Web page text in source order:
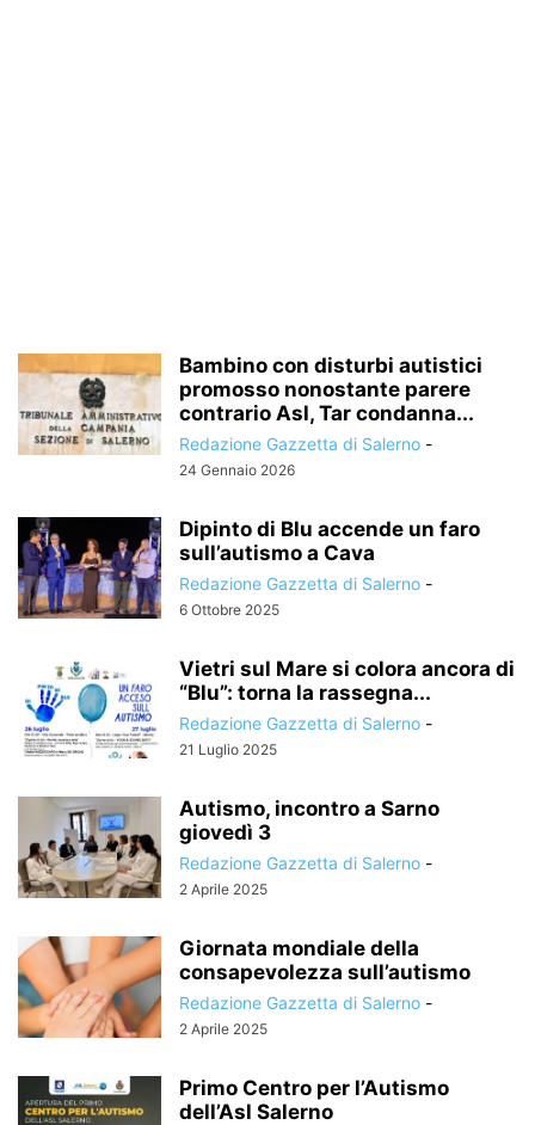
Bambino con disturbi autistici
promosso nonostante parere
contrario Asl, Tar condanna...
Redazione Gazzetta di Salerno -
24 Gennaio 2026
Dipinto di Blu accende un faro
sull’autismo a Cava
Redazione Gazzetta di Salerno -
6 Ottobre 2025
Vietri sul Mare si colora ancora di
“Blu”: torna la rassegna...
Redazione Gazzetta di Salerno -
21 Luglio 2025
Autismo, incontro a Sarno
giovedì 3
Redazione Gazzetta di Salerno -
2 Aprile 2025
Giornata mondiale della
consapevolezza sull’autismo
Redazione Gazzetta di Salerno -
2 Aprile 2025
Primo Centro per l’Autismo
dell’Asl Salerno